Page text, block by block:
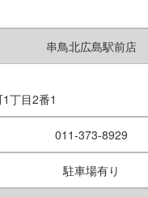
串鳥北広島駅前店
丁目2番1
011-373-8929
駐車場有り